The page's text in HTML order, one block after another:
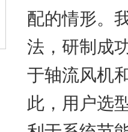
配的情形。
法，研制成
于轴流风机
此，用户选